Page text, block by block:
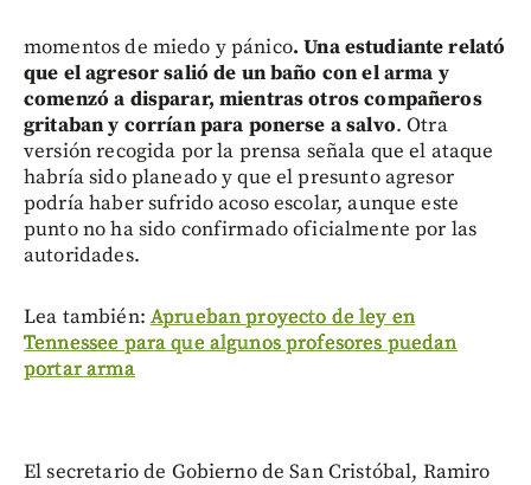
momentos de miedo y pánico. Una estudiante relató
que el agresor salió de un baño con el arma y
comenzó a disparar, mientras otros compañeros
gritaban y corrían para ponerse a salvo. Otra
versión recogida por la prensa señala que el ataque
habría sido planeado y que el presunto agresor
podría haber sufrido acoso escolar, aunque este
punto no ha sido confirmado oficialmente por las
autoridades.
Lea también: Aprueban proyecto de ley en
Tennessee para que algunos profesores puedan
portar arma
El secretario de Gobierno de San Cristóbal, Ramiro